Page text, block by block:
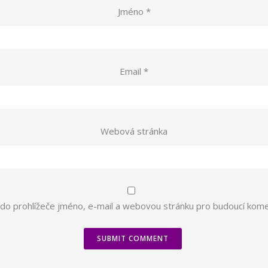
Jméno *
Email *
Webová stránka
prohlížeče jméno, e-mail a webovou stránku pro budoucí